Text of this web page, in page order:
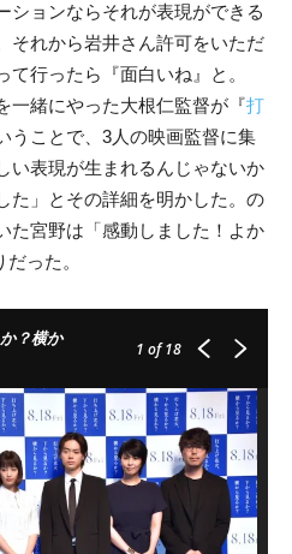
ションならそれが表現ができる
それから岩井さん許可をいただ
行ったら『面白いね』と。
一緒にやった大根仁監督が『打
うことで、3人の映画監督に集
い表現が生まれるんじゃないか
た」とその詳細を明かした。の
た宮野は「感動しました！よか
った。
？横か
1 of 18